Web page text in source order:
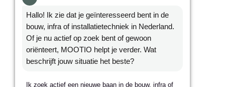
Hallo! Ik zie dat je geïnteresseerd bent in de
bouw, infra of installatietechniek in Nederland.
Of je nu actief op zoek bent of gewoon
oriënteert, MOOTIO helpt je verder. Wat
beschrijft jouw situatie het beste?
Ik zoek actief een nieuwe baan in de bouw, infra of